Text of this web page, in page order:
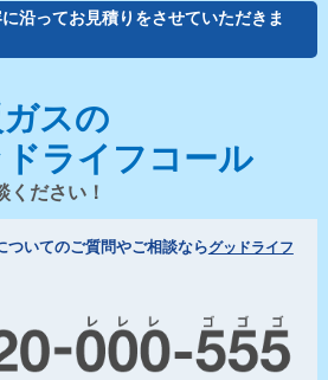
沿ってお見積りをさせていただきま
スの
ライフコール
ください！
ついてのご質問やご相談ならグッドライフ